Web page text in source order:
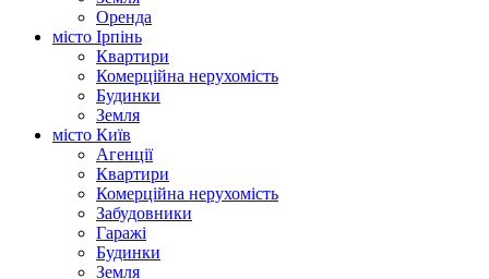
Оренда
місто Ірпінь
Квартири
Комерційна нерухомість
Будинки
Земля
місто Київ
Агенції
Квартири
Комерційна нерухомість
Забудовники
Гаражі
Будинки
Земля